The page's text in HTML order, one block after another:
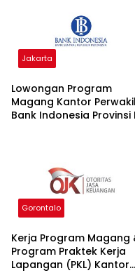
Jakarta
Lowongan Program
Magang Kantor
Bank Indonesia Provinsi
Gorontalo
Kerja Program Magang
Program Praktek Kerja
Lapangan (PKL) Kantor